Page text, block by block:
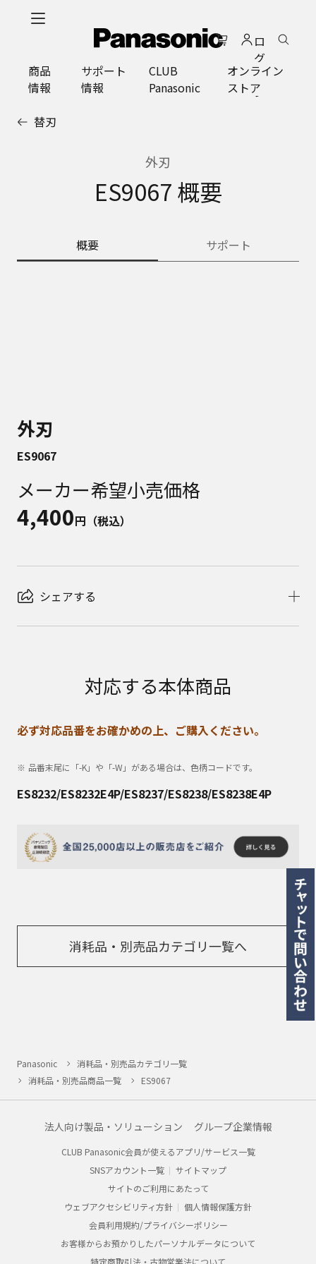
ロ
グ
イ
ン
商品
情報
サポート
情報
CLUB
Panasonic
オンライン
ストア
替刃
外刃
ES9067 概要
概要 サポート
外刃
ES9067
メーカー希望小売価格
4,400円（税込）
シェアする
対応する本体商品
必ず対応品番をお確かめの上、ご購入ください。
品番末尾に「-K」や「-W」がある場合は、色柄コードです。
ES8232/ES8232E4P/ES8237/ES8238/ES8238E4P
消耗品・別売品カテゴリ一覧へ
Panasonic
消耗品・別売品カテゴリ一覧
消耗品・別売品商品一覧
ES9067
法人向け製品・ソリューション グループ企業情報
CLUB Panasonic会員が使えるアプリ/サービス一覧
SNSアカウント一覧
サイトマップ
サイトのご利用にあたって
ウェブアクセシビリティ方針
個人情報保護方針
会員利用規約/プライバシーポリシー
お客様からお預かりしたパーソナルデータについて
特定商取引法・古物営業法について